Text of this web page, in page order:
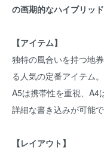
の画期的なハイブリッ
【アイテム】
独特の風合いを持つ地
る人気の定番アイテム。
A5は携帯性を重視、A4
詳細な書き込みが可能で
【レイアウト】